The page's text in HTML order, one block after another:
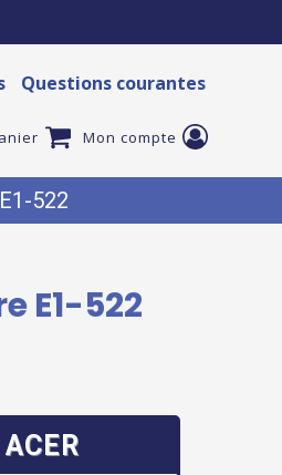
Questions courantes
Mon compte
522
E1-522
ACER